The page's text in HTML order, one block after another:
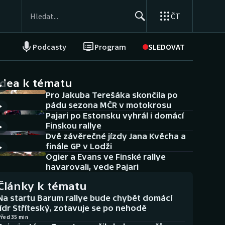
ČT
Podcasty Program SLEDOVAT
NEPŘEHLÉDNĚTE
Historické návraty
Aplikace ČT sport
AZ kvíz
k tématu
Pro Jakuba Terešáka skončila po
pádu sezona MČR v motokrosu
Pajari po Estonsku vyhrál i domácí
Finskou rallye
Dvě závěrečné jízdy Jana Kvěcha a
finále GP v Lodži
Ogier a Evans ve Finské rallye
havarovali, vede Pajari
k tématu
startu Barum rallye bude chybět domácí
Stříteský, zotavuje se po nehodě
35 min